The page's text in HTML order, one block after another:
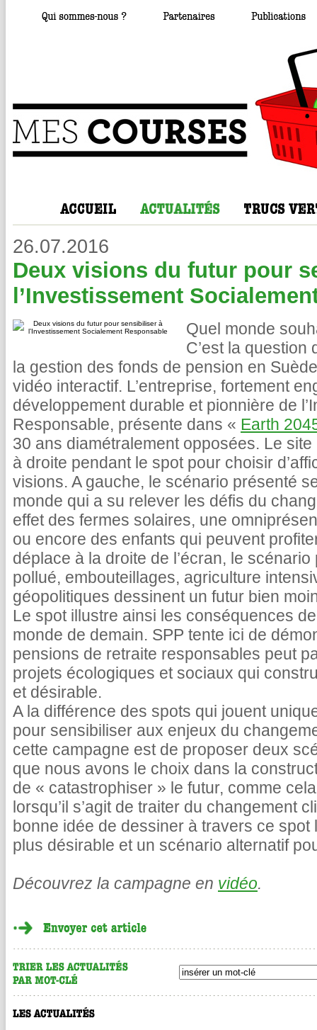
26.07.2016
Deux visions du futur pour
l’Investissement
Quel monde
C’est la question
la gestion des fonds de pension en
vidéo interactif. L’entreprise, fortement
développement durable et pionnière de
Responsable, présente dans « Earth
30 ans diamétralement opposées. Le
à droite pendant le spot pour choisir
visions. A gauche, le scénario présenté
monde qui a su relever les défis du
effet des fermes solaires, une
ou encore des enfants qui peuvent
déplace à la droite de l’écran, le
pollué, embouteillages, agriculture
géopolitiques dessinent un futur bien
Le spot illustre ainsi les conséquences
monde de demain. SPP tente ici de
pensions de retraite responsables peut
projets écologiques et sociaux qui
et désirable.
A la différence des spots qui jouent
pour sensibiliser aux enjeux du
cette campagne est de proposer deux
que nous avons le choix dans la
de « catastrophiser » le futur, comme
lorsqu’il s’agit de traiter du changement
bonne idée de dessiner à travers ce spot
plus désirable et un scénario alternatif
Découvrez la campagne en vidéo.